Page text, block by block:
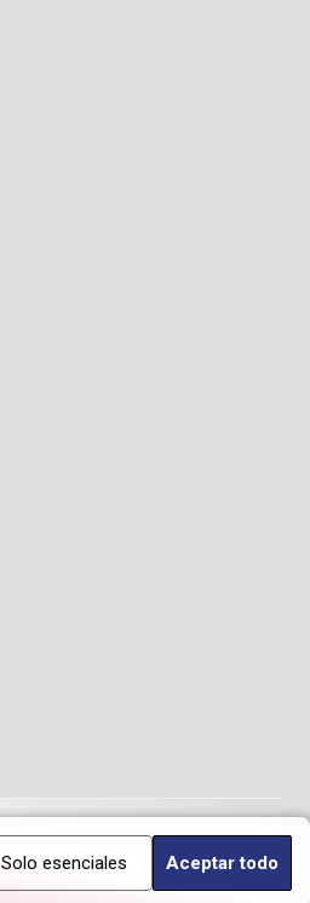
Solo esenciales Aceptar todo